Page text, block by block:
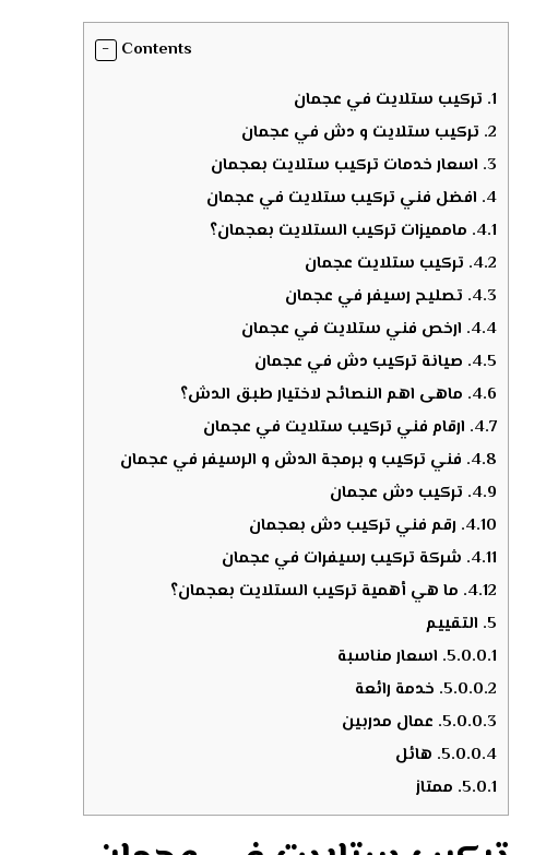
Contents
1. تركيب ستلايت في عجمان
2. تركيب ستلايت و دش في عجمان
3. اسعار خدمات تركيب ستلايت بعجمان
4. افضل فني تركيب ستلايت في عجمان
4.1. مامميزات تركيب الستلايت بعجمان؟
4.2. تركيب ستلايت عجمان
4.3. تصليح رسيفر في عجمان
4.4. ارخص فني ستلايت في عجمان
4.5. صيانة تركيب دش في عجمان
4.6. ماهى اهم النصائح لاختيار طبق الدش؟
4.7. ارقام فني تركيب ستلايت في عجمان
4.8. فني تركيب و برمجة الدش و الرسيفر في عجمان
4.9. تركيب دش عجمان
4.10. رقم فني تركيب دش بعجمان
4.11. شركة تركيب رسيفرات في عجمان
4.12. ما هي أهمية تركيب الستلايت بعجمان؟
5. التقييم
5.0.0.1. اسعار مناسبة
5.0.0.2. خدمة رائعة
5.0.0.3. عمال مدربين
5.0.0.4. هائل
5.0.1. ممتاز